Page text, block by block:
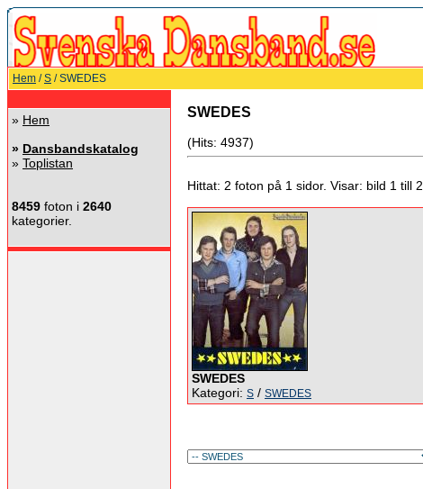
Hem /S / SWEDES
» Hem
» Dansbandskatalog
» Toplistan
8459 foton i 2640
kategorier.
SWEDES
(Hits: 4937)
Hittat: 2 foton på 1 sidor. Visar: bild 1 till 2.
SWEDES
Kategori: S / SWEDES